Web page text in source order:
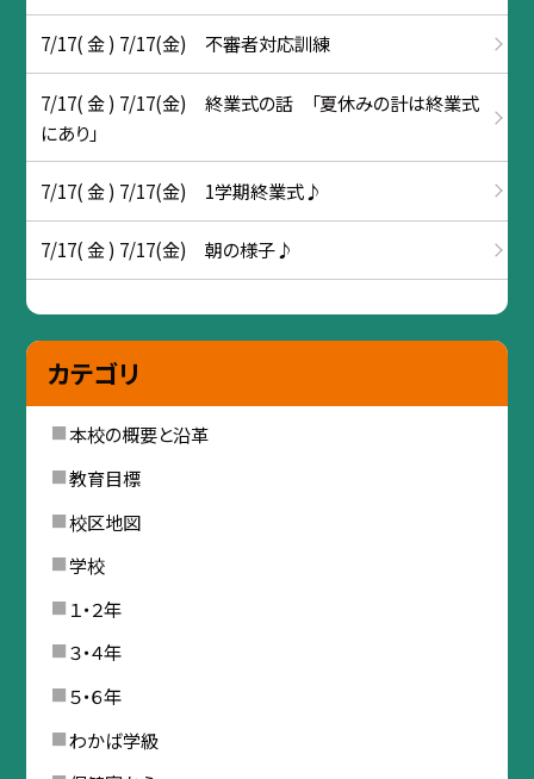
7/17( 金 ) 7/17(金) 不審者対応訓練
7/17( 金 ) 7/17(金) 終業式の話 「夏休みの計は終業式
にあり」
7/17( 金 ) 7/17(金) 1学期終業式♪
7/17( 金 ) 7/17(金) 朝の様子♪
カテゴリ
本校の概要と沿革
教育目標
校区地図
学校
１・２年
３・４年
５・６年
わかば学級